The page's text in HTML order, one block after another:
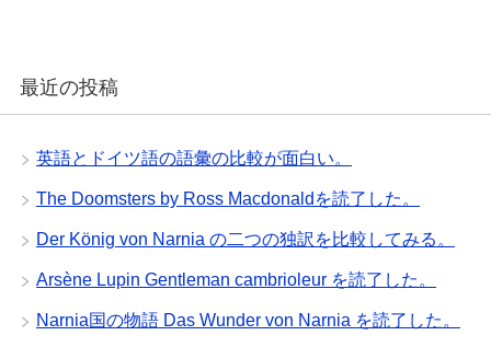
最近の投稿
英語とドイツ語の語彙の比較が面白い。
The Doomsters by Ross Macdonaldを読了した。
Der König von Narnia の二つの独訳を比較してみる。
Arsène Lupin Gentleman cambrioleur を読了した。
Narnia国の物語 Das Wunder von Narnia を読了した。